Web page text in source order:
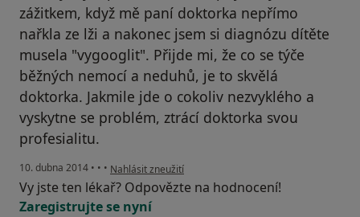
zážitkem, když mě paní doktorka nepřímo
nařkla ze lži a nakonec jsem si diagnózu dítěte
musela "vygooglit". Přijde mi, že co se týče
běžných nemocí a neduhů, je to skvělá
doktorka. Jakmile jde o cokoliv nezvyklého a
vyskytne se problém, ztrácí doktorka svou
profesialitu.
10. dubna 2014 • • • podle názoru uživatele Váš účet byl odstraněn
Nahlásit zneužití
Vy jste ten lékař? Odpovězte na hodnocení!
Zaregistrujte se nyní